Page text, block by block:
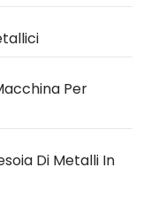
Per
Di Metalli In